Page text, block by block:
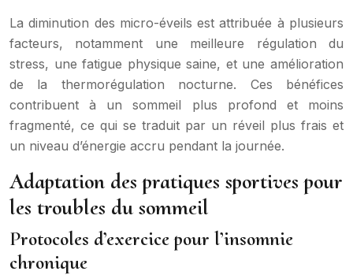
La diminution des micro-éveils est attribuée à plusieurs
facteurs, notamment une meilleure régulation du
stress, une fatigue physique saine, et une amélioration
de la thermorégulation nocturne. Ces bénéfices
contribuent à un sommeil plus profond et moins
fragmenté, ce qui se traduit par un réveil plus frais et
un niveau d’énergie accru pendant la journée.
Adaptation des pratiques sportives pour
les troubles du sommeil
Protocoles d’exercice pour l’insomnie
chronique